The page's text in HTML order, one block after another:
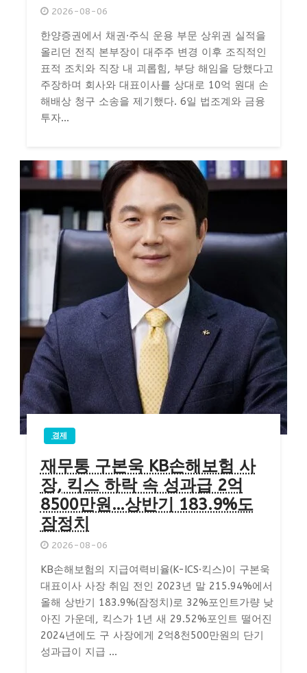
2026-08-06
한양증권에서 채권·주식 운용 부문 상위권 실적을
올리던 전직 본부장이 대주주 변경 이후 조직적인
표적 조치와 직장 내 괴롭힘, 부당 해임을 당했다고
주장하며 회사와 대표이사를 상대로 10억 원대 손
해배상 청구 소송을 제기했다. 6일 법조계와 금융
투자...
경제
재무통 구본욱 KB손해보험 사
장, 킥스 하락 속 성과급 2억
8500만원…상반기 183.9%도
잠정치
2026-08-06
KB손해보험의 지급여력비율(K-ICS·킥스)이 구본욱
대표이사 사장 취임 전인 2023년 말 215.94%에서
올해 상반기 183.9%(잠정치)로 32%포인트가량 낮
아진 가운데, 킥스가 1년 새 29.52%포인트 떨어진
2024년에도 구 사장에게 2억8천500만원의 단기
성과급이 지급 ...